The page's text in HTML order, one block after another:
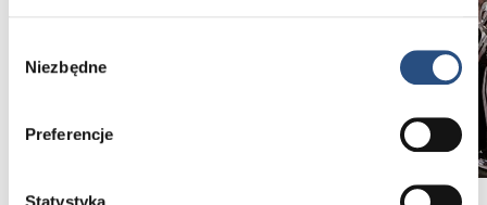
zgody
Niezbędne
Preferencje